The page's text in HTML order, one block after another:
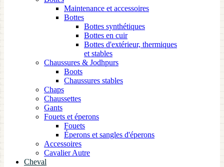
Maintenance et accessoires
Bottes
Bottes synthétiques
Bottes en cuir
Bottes d'extérieur, thermiques
et stables
Chaussures & Jodhpurs
Boots
Chaussures stables
Chaps
Chaussettes
Gants
Fouets et éperons
Fouets
Éperons et sangles d'éperons
Accessoires
Cavalier Autre
Cheval